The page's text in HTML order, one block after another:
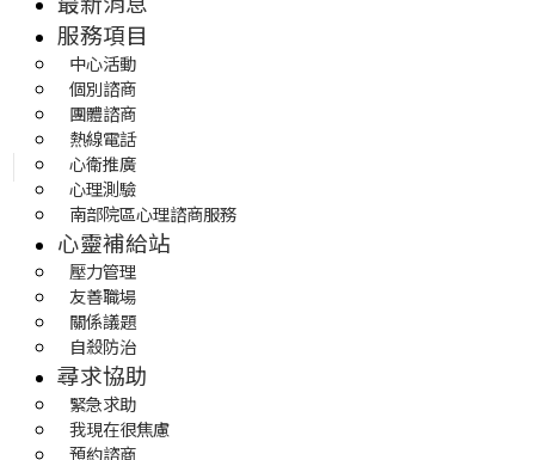
服務項目
中心活動
個別諮商
團體諮商
熱線電話
心衛推廣
心理測驗
南部院區心理諮商服務
心靈補給站
壓力管理
友善職場
關係議題
自殺防治
尋求協助
緊急求助
我現在很焦慮
預約諮商